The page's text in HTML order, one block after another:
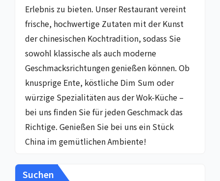
Erlebnis zu bieten. Unser Restaurant vereint
frische, hochwertige Zutaten mit der Kunst
der chinesischen Kochtradition, sodass Sie
sowohl klassische als auch moderne
Geschmacksrichtungen genießen können. Ob
knusprige Ente, köstliche Dim Sum oder
würzige Spezialitäten aus der Wok-Küche –
bei uns finden Sie für jeden Geschmack das
Richtige. Genießen Sie bei uns ein Stück
China im gemütlichen Ambiente!
Suchen